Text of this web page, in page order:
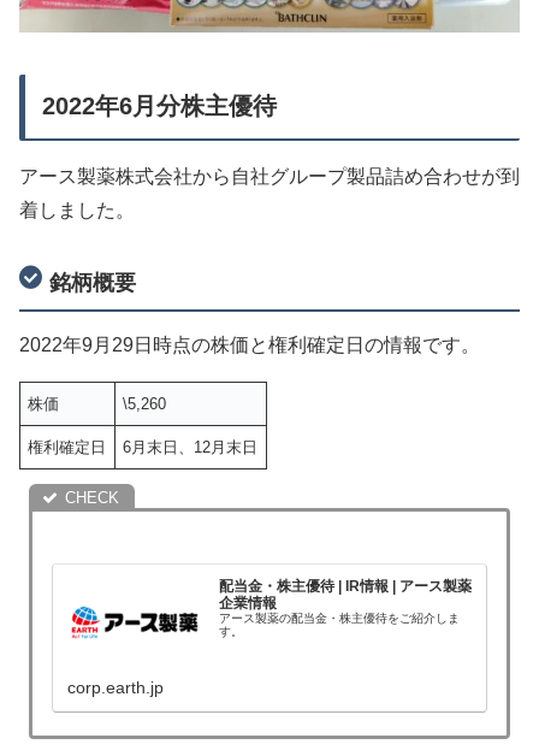
2022年6月分株主優待
アース製薬株式会社から自社グループ製品詰め合わせが到
着しました。
銘柄概要
2022年9月29日時点の株価と権利確定日の情報です。
株価 \5,260
権利確定日 6月末日、12月末日
配当金・株主優待 | IR情報 | アース製薬
企業情報
アース製薬の配当金・株主優待をご紹介しま
す。
corp.earth.jp